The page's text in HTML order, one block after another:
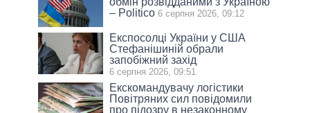
– Politico 6 серпня 2026, 09:12
Експосолці України у США
Стефанішиній обрали
запобіжний захід
6 серпня 2026, 09:51
Екскомандувачу логістики
Повітряних сил повідомили
про підозру в незаконному